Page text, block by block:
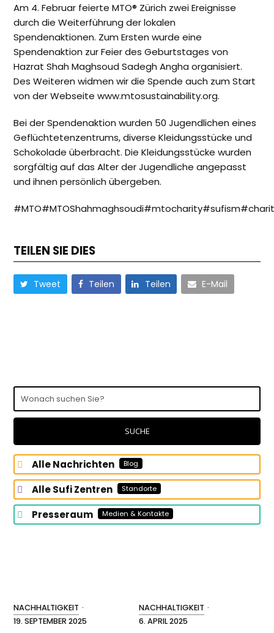
Am 4. Februar feierte MTO® Zürich zwei Ereignisse
durch die Weiterführung der lokalen
Spendenaktionen. Zum Ersten wurde eine
Spendenaktion zur Feier des Geburtstages von
Hazrat Shah Maghsoud Sadegh Angha organisiert.
Des Weiteren widmen wir die Spende auch zum Start
von der Webseite www.mtosustainability.org.
Bei der Spendenaktion wurden 50 Jugendlichen eines
Geflüchtetenzentrums, diverse Kleidungsstücke und
Schokolade überbracht. Die Kleidungsstücke wurden
sorgfältig auf das Alter der Jugendliche angepasst
und ihnen persönlich übergeben.
TEILEN SIE DIES
Tweet Teilen Teilen E-Mail
suchen
Sie?
SUCHE
Alle Nachrichten Blog
Alle Sufi Zentren Standorte
Presseraum Medien & Kontakte
NACHHALTIGKEIT ·
19. SEPTEMBER 2025
NACHHALTIGKEIT ·
6. APRIL 2025